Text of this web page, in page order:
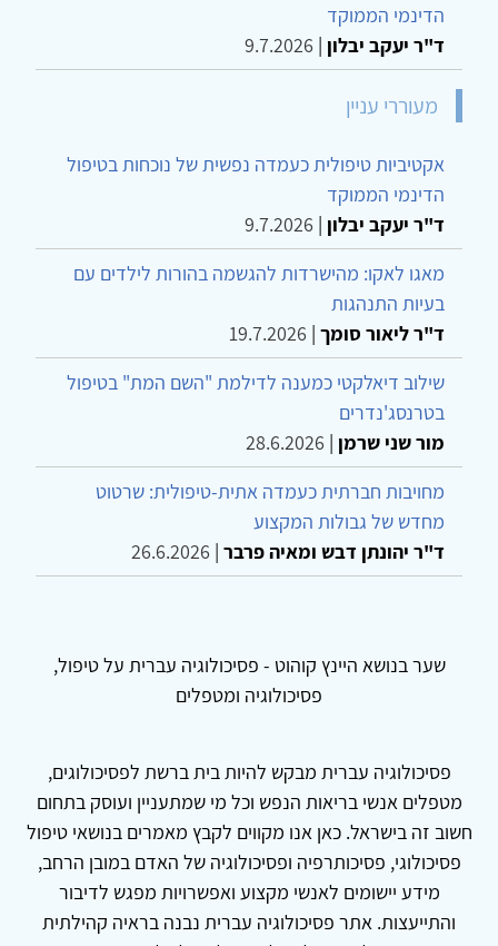
הדינמי הממוקד
ד"ר יעקב יבלון |
9.7.2026
מעוררי עניין
אקטיביות טיפולית כעמדה נפשית של נוכחות בטיפול
הדינמי הממוקד
ד"ר יעקב יבלון |
9.7.2026
מאגו לאקו: מהישרדות להגשמה בהורות לילדים עם
בעיות התנהגות
ד"ר ליאור סומך |
19.7.2026
שילוב דיאלקטי כמענה לדילמת "השם המת" בטיפול
בטרנסג'נדרים
מור שני שרמן |
28.6.2026
מחויבות חברתית כעמדה אתית-טיפולית: שרטוט
מחדש של גבולות המקצוע
ד"ר יהונתן דבש ומאיה פרבר |
26.6.2026
שער בנושא היינץ קוהוט - פסיכולוגיה עברית על טיפול,
פסיכולוגיה ומטפלים
פסיכולוגיה עברית מבקש להיות בית ברשת לפסיכולוגים,
מטפלים אנשי בריאות הנפש וכל מי שמתעניין ועוסק בתחום
חשוב זה בישראל. כאן אנו מקווים לקבץ מאמרים בנושאי טיפול
פסיכולוגי, פסיכותרפיה ופסיכולוגיה של האדם במובן הרחב,
מידע יישומים לאנשי מקצוע ואפשרויות מפגש לדיבור
והתייעצות. אתר פסיכולוגיה עברית נבנה בראיה קהילתית